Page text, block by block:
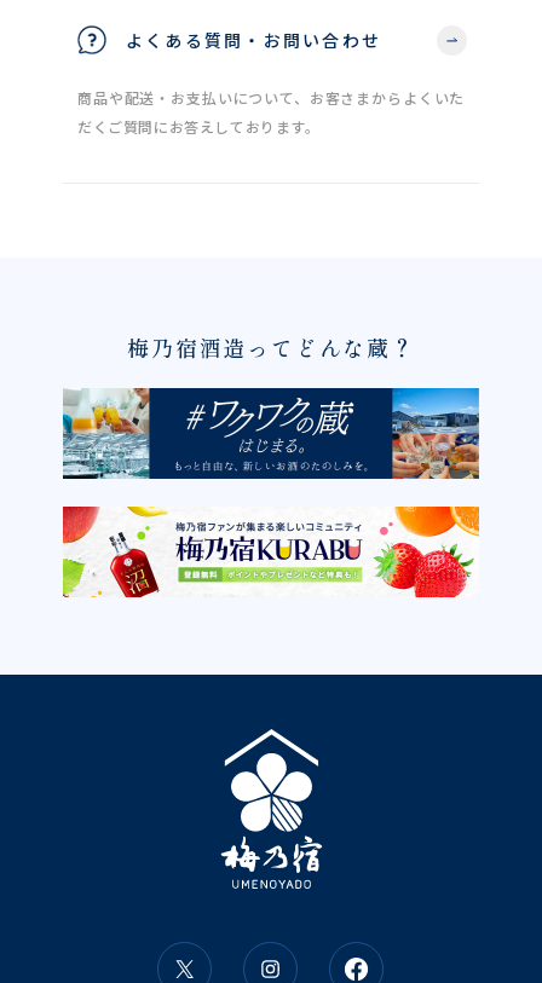
よくある質問・お問い合わせ
商品や配送・お支払いについて、お客さまからよくいた
だくご質問にお答えしております。
梅乃宿酒造ってどんな蔵？